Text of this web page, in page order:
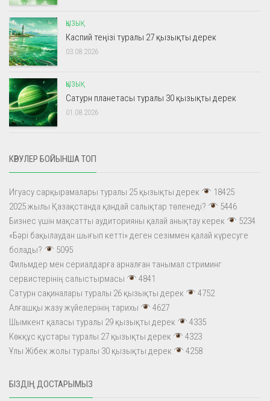
ҚЫЗЫҚ
Каспий теңізі туралы 27 қызықты дерек
03.08.2026
ҚЫЗЫҚ
Сатурн планетасы туралы 30 қызықты дерек
01.08.2026
КӨРУЛЕР БОЙЫНША ТОП
Игуасу сарқырамалары туралы 25 қызықты дерек
18425
2025 жылы Қазақстанда қандай салықтар төленеді?
5446
Бизнес үшін мақсатты аудиторияны қалай анықтау керек
5234
«Бәрі бақылаудан шығып кетті» деген сезіммен қалай күресуге
болады?
5095
Фильмдер мен сериалдарға арналған танымал стриминг
сервистерінің салыстырмасы
4841
Сатурн сақиналары туралы 26 қызықты дерек
4752
Алғашқы жазу жүйелерінің тарихы
4627
Шымкент қаласы туралы 29 қызықты дерек
4335
Көкқұс құстары туралы 27 қызықты дерек
4323
Ұлы Жібек жолы туралы 30 қызықты дерек
4258
БІЗДІҢ ДОСТАРЫМЫЗ